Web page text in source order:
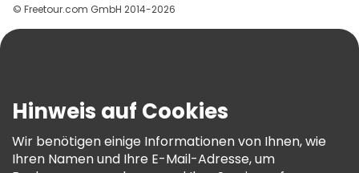
Hilfe
AGB Und Rechtliches
Cookie-Richtlinie
© Freetour.com GmbH 2014-2026
Hinweis auf Cookies
Wir benötigen einige Informationen von Ihnen, wie
Ihren Namen und Ihre E-Mail-Adresse, um